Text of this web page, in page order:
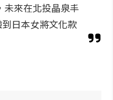
未來在北投晶泉丰
日本女將文化款